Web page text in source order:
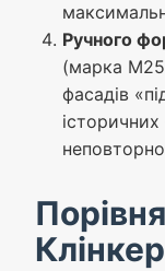
Ручного
(марка
фасадів
історичних
Клінкер